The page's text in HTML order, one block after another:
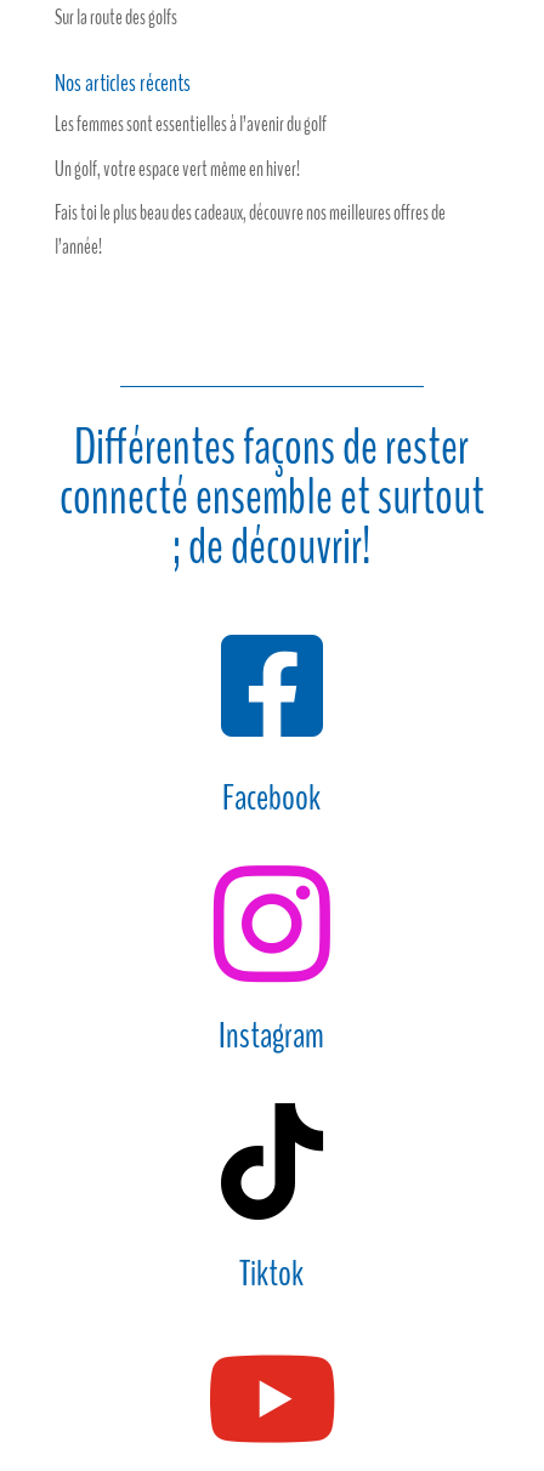
Sur la route des golfs
Nos articles récents
Les femmes sont essentielles à l’avenir du golf
Un golf, votre espace vert même en hiver!
Fais toi le plus beau des cadeaux, découvre nos meilleures offres de
l’année!
Différentes façons de rester
connecté ensemble et surtout
; de découvrir!

Facebook

Instagram

Tiktok
